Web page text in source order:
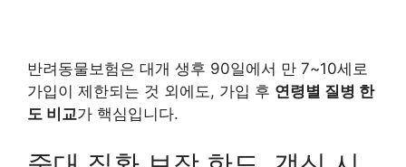
반려동물보험은 대개 생후 90일에서 만 7~10세로
가입이 제한되는 것 외에도, 가입 후 연령별 질병 한
도 비교가 핵심입니다.